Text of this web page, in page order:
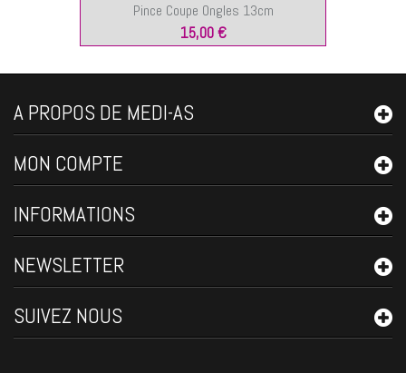
Pince Coupe Ongles 13cm
15,00 €
A PROPOS DE MEDI-AS
MON COMPTE
INFORMATIONS
NEWSLETTER
SUIVEZ NOUS